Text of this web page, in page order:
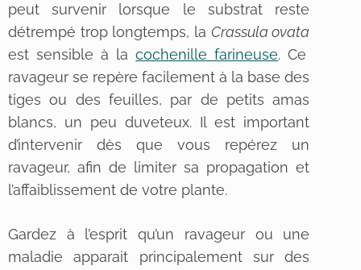
peut survenir lorsque le substrat reste
détrempé trop longtemps, la Crassula ovata
est sensible à lacochenille farineuse. Ce
ravageur se repère facilement à la base des
tiges ou des feuilles, par de petits amas
blancs, un peu duveteux. Il est important
d’intervenir dès que vous repérez un
ravageur, afin de limiter sa propagation et
l’affaiblissement de votre plante.
Gardez à l’esprit qu’un ravageur ou une
maladie apparait principalement sur des